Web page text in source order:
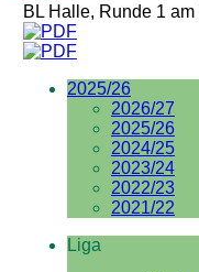
BL Halle, Runde 1
2025/26
2026/27
2025/26
2024/25
2023/24
2022/23
2021/22
Liga